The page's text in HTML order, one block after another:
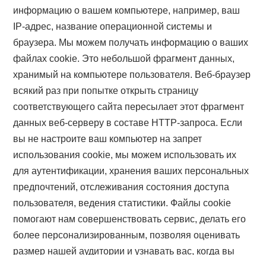
информацию о вашем компьютере, например, ваш
IP-адрес, название операционной системы и
браузера. Мы можем получать информацию о ваших
файлах cookie. Это небольшой фрагмент данных,
хранимый на компьютере пользователя. Веб-браузер
всякий раз при попытке открыть страницу
соответствующего сайта пересылает этот фрагмент
данных веб-серверу в составе HTTP-запроса. Если
вы не настроите ваш компьютер на запрет
использования cookie, мы можем использовать их
для аутентификации, хранения ваших персональных
предпочтений, отслеживания состояния доступа
пользователя, ведения статистики. Файлы cookie
помогают нам совершенствовать сервис, делать его
более персонализированным, позволяя оценивать
размер нашей аудитории и узнавать вас, когда вы